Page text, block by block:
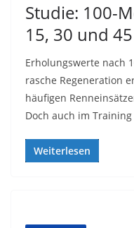
Studie: 100-
15, 30 und
Erholungswerte nach
rasche Regeneration
häufigen
Doch auch im
Weiterlesen